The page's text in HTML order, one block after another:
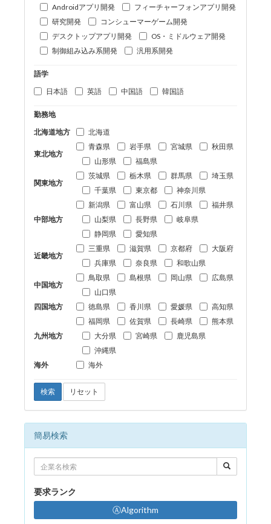
Androidアプリ開発
フィーチャーフォンアプリ開発
研究開発
コンシューマーゲーム開発
デスクトップアプリ開発
OS・ミドルウェア開発
制御組み込み系開発
汎用系開発
語学
日本語
英語 中国語 韓国語
勤務地
北海道地方
北海道
東北地方
青森県 岩手県 宮城県
秋田県
山形県
福島県
関東地方
茨城県 栃木県 群馬県
埼玉県
千葉県
東京都 神奈川県
中部地方
新潟県 富山県 石川県
福井県
山梨県
長野県
岐阜県
静岡県
愛知県
近畿地方
三重県 滋賀県 京都府
大阪府
兵庫県
奈良県 和歌山県
中国地方
鳥取県 島根県 岡山県
広島県
山口県
四国地方
徳島県 香川県 愛媛県 高知県
九州地方
福岡県 佐賀県 長崎県
熊本県
大分県
宮崎県
鹿児島県
沖縄県
海外
海外
検索 リセット
簡易検索
要求ランク
ⒶAlgorithm